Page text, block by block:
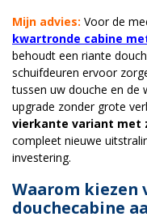
Mijn advies: Voor de
kwartronde cabine
behoudt een riante
schuifdeuren ervoor
tussen uw douche en de
upgrade zonder grote
vierkante variant met
compleet nieuwe
investering.
Waarom kiezen
douchecabine